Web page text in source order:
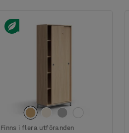
Finns i flera utföranden